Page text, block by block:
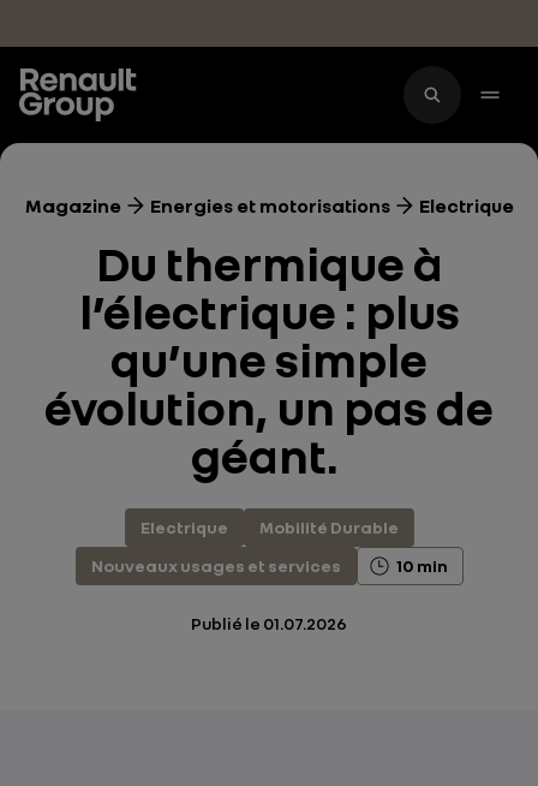
Magazine Energies et motorisations Electrique
Du thermique à
l’électrique : plus
qu’une simple
évolution, un pas de
géant.
Electrique
Mobilité Durable
Nouveaux usages et services
10 min
Publié le 01.07.2026